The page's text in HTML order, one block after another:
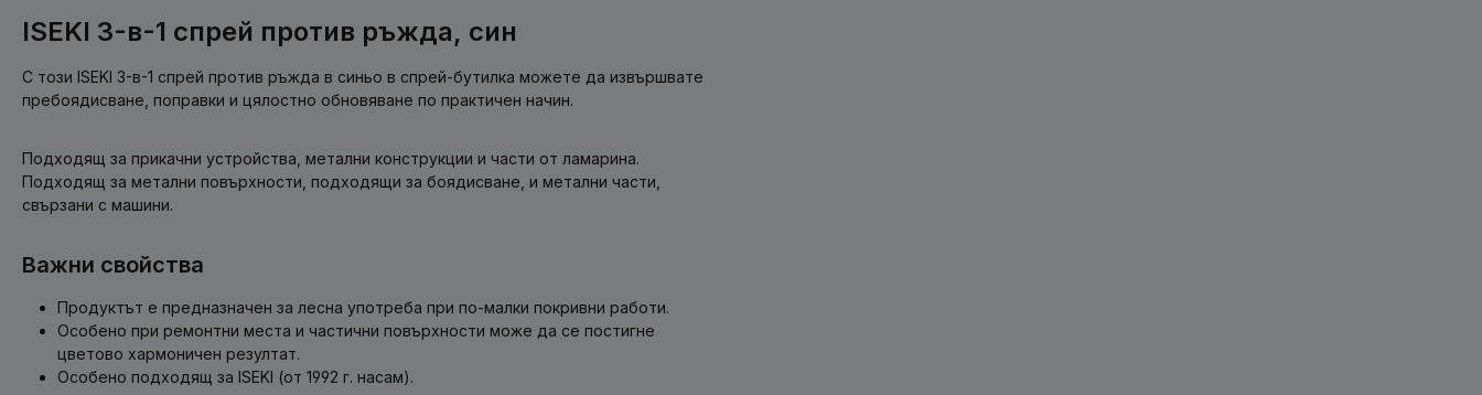
ISEKI 3-в-1 спрей против ръжда, син
С този ISEKI 3-в-1 спрей против ръжда в синьо в спрей-бутилка можете да извършвате
пребоядисване, поправки и цялостно обновяване по практичен начин.
Подходящ за прикачни устройства, метални конструкции и части от ламарина.
Подходящ за метални повърхности, подходящи за боядисване, и метални части,
свързани с машини.
Важни свойства
Продуктът е предназначен за лесна употреба при по-малки покривни работи.
Особено при ремонтни места и частични повърхности може да се постигне
цветово хармоничен резултат.
Особено подходящ за ISEKI (от 1992 г. насам).